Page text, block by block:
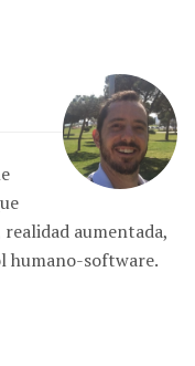
aumentada,
humano-software.